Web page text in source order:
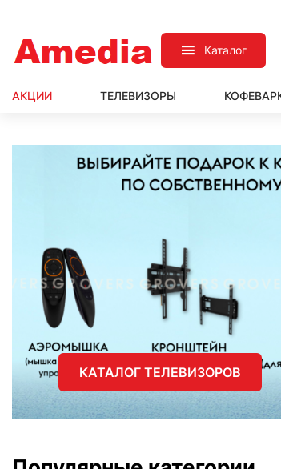
Каталог
АКЦИИ ТЕЛЕВИЗОРЫ
КАТАЛОГ ТЕЛЕВИЗОРОВ